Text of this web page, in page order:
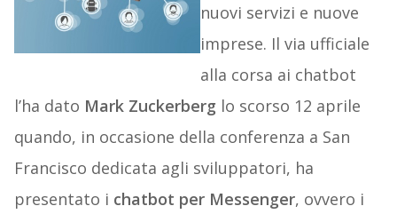
nuovi servizi e nuove
imprese. Il via ufficiale
alla corsa ai chatbot
l’ha dato Mark Zuckerberg lo scorso 12 aprile
quando, in occasione della conferenza a San
Francisco dedicata agli sviluppatori, ha
presentato i chatbot per Messenger, ovvero i